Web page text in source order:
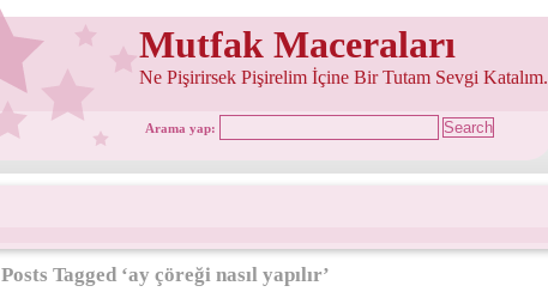
Mutfak Maceraları
Ne Pişirirsek Pişirelim İçine Bir Tutam Sevgi Katalım.
Arama yap:
Posts Tagged ‘ay çöreği nasıl yapılır’